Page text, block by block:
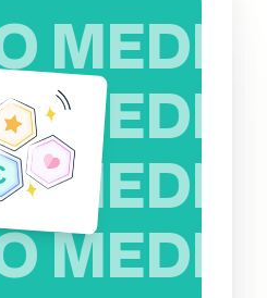
MEDIO
MEDIO
MEDIO
MEDIO